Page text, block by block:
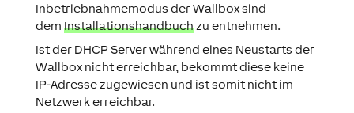
Inbetriebnahmemodus der Wallbox sind
dem Installationshandbuchzu entnehmen.
Ist der DHCP Server während eines Neustarts der
Wallbox nicht erreichbar, bekommt diese keine
IP-Adresse zugewiesen und ist somit nicht im
Netzwerk erreichbar.